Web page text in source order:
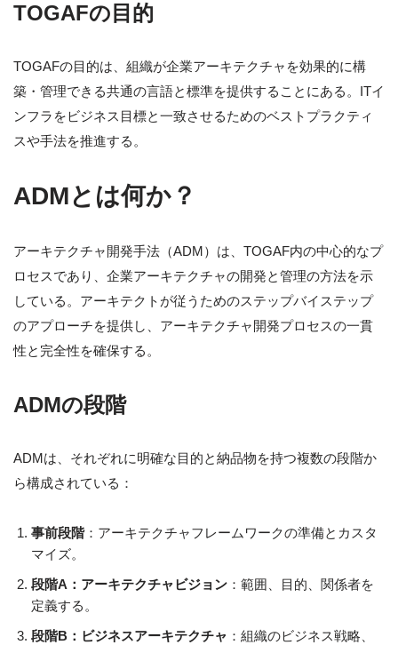
TOGAFの目的
TOGAFの目的は、組織が企業アーキテクチャを効果的に構
築・管理できる共通の言語と標準を提供することにある。ITイ
ンフラをビジネス目標と一致させるためのベストプラクティ
スや手法を推進する。
ADMとは何か？
アーキテクチャ開発手法（ADM）は、TOGAF内の中心的なプ
ロセスであり、企業アーキテクチャの開発と管理の方法を示
している。アーキテクトが従うためのステップバイステップ
のアプローチを提供し、アーキテクチャ開発プロセスの一貫
性と完全性を確保する。
ADMの段階
ADMは、それぞれに明確な目的と納品物を持つ複数の段階か
ら構成されている：
事前段階：アーキテクチャフレームワークの準備とカスタ
マイズ。
段階A：アーキテクチャビジョン ：範囲、目的、関係者を
定義する。
段階B：ビジネスアーキテクチャ ：組織のビジネス戦略、